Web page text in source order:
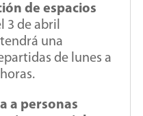
de espacios
3 de abril
una
de lunes a
a personas